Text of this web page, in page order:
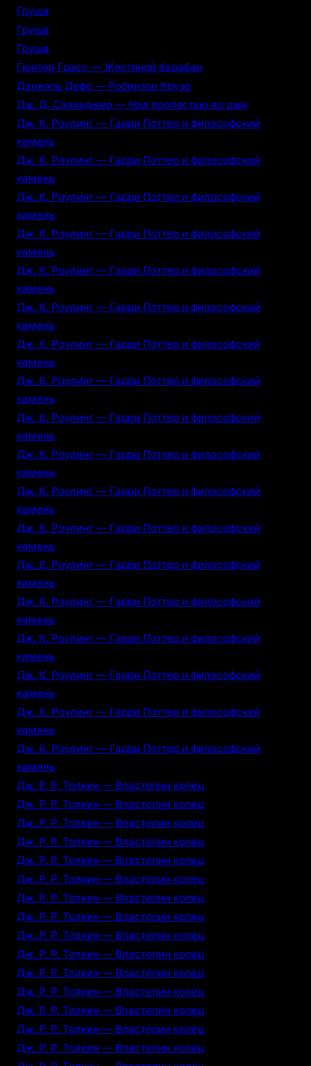
Груша
Груша
Груша
Гюнтер Грасс — Жестяной барабан
Даниэль Дефо — Робинзон Крузо
Дж. Д. Сэлинджер — Над пропастью во ржи
Дж. К. Роулинг — Гарри Поттер и философский
камень
Дж. К. Роулинг — Гарри Поттер и философский
камень
Дж. К. Роулинг — Гарри Поттер и философский
камень
Дж. К. Роулинг — Гарри Поттер и философский
камень
Дж. К. Роулинг — Гарри Поттер и философский
камень
Дж. К. Роулинг — Гарри Поттер и философский
камень
Дж. К. Роулинг — Гарри Поттер и философский
камень
Дж. К. Роулинг — Гарри Поттер и философский
камень
Дж. К. Роулинг — Гарри Поттер и философский
камень
Дж. К. Роулинг — Гарри Поттер и философский
камень
Дж. К. Роулинг — Гарри Поттер и философский
камень
Дж. К. Роулинг — Гарри Поттер и философский
камень
Дж. К. Роулинг — Гарри Поттер и философский
камень
Дж. К. Роулинг — Гарри Поттер и философский
камень
Дж. К. Роулинг — Гарри Поттер и философский
камень
Дж. К. Роулинг — Гарри Поттер и философский
камень
Дж. К. Роулинг — Гарри Поттер и философский
камень
Дж. К. Роулинг — Гарри Поттер и философский
камень
Дж. Р. Р. Толкин — Властелин колец
Дж. Р. Р. Толкин — Властелин колец
Дж. Р. Р. Толкин — Властелин колец
Дж. Р. Р. Толкин — Властелин колец
Дж. Р. Р. Толкин — Властелин колец
Дж. Р. Р. Толкин — Властелин колец
Дж. Р. Р. Толкин — Властелин колец
Дж. Р. Р. Толкин — Властелин колец
Дж. Р. Р. Толкин — Властелин колец
Дж. Р. Р. Толкин — Властелин колец
Дж. Р. Р. Толкин — Властелин колец
Дж. Р. Р. Толкин — Властелин колец
Дж. Р. Р. Толкин — Властелин колец
Дж. Р. Р. Толкин — Властелин колец
Дж. Р. Р. Толкин — Властелин колец